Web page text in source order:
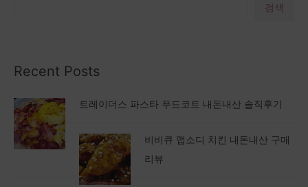
검색
Recent Posts
트레이더스 파스타 푸드코트 내돈내산 솔직후기
비비큐 맵소디 치킨 내돈내산 구매
리뷰